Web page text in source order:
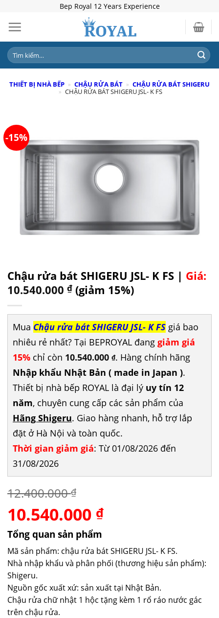
content
Bep Royal 12 Years Experience
Tìm
kiếm:
THIẾT BỊ NHÀ BẾP » CHẬU RỬA BÁT » CHẬU RỬA BÁT SHIGERU
» CHẬU RỬA BÁT SHIGERU JSL- K FS
-15%
Chậu rửa bát SHIGERU JSL- K FS | Giá:
10.540.000 ₫ (giảm 15%)
Mua Chậu rửa bát SHIGERU JSL- K FS giá bao
nhiêu rẻ nhất? Tại BEPROYAL đang giảm giá
15% chỉ còn 10.540.000 ₫. Hàng chính hãng
Nhập khẩu Nhật Bản ( made in Japan ).
Thiết bị nhà bếp ROYAL là đại lý uy tín 12
năm, chuyên cung cấp các sản phẩm của
Hãng Shigeru. Giao hàng nhanh, hỗ trợ lắp
đặt ở Hà Nội và toàn quốc.
Thời gian giảm giá: Từ 01/08/2026 đến
31/08/2026
12.400.000₫
Giá
gốc
là:
12.400.000 ₫.
10.540.000 ₫Giá
là:
10.540.000 ₫.
Tổng quan sản phẩm
Mã sản phẩm: chậu rửa bát SHIGERU JSL- K FS.
Nhà nhập khẩu và phân phối (thương hiệu sản phẩm):
Shigeru.
Nguồn gốc xuất xứ: sản xuất tại Nhật Bản.
Chậu rửa chữ nhật 1 hộc tặng kèm 1 rổ ráo nước gác
trên chậu rửa.